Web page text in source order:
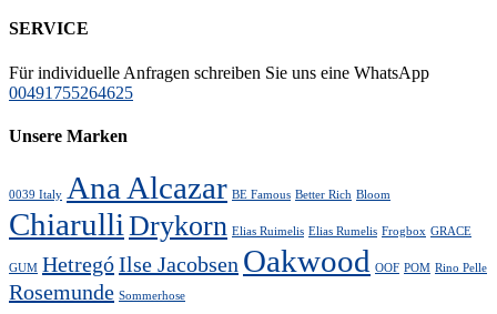
SERVICE
Für individuelle Anfragen schreiben Sie uns eine WhatsApp
00491755264625
Unsere Marken
0039 Italy Ana Alcazar BE Famous Better Rich Bloom
Chiarulli Drykorn Elias Ruimelis Elias Rumelis Frogbox GRACE
GUM HetregóIlse Jacobsen Oakwood OOF POM Rino Pelle
Rosemunde Sommerhose